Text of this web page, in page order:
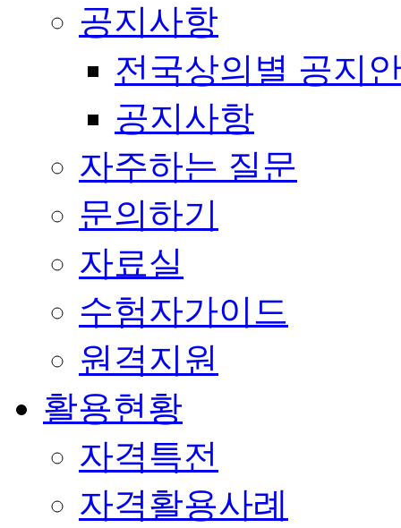
공지사항
전국상의별 공지
공지사항
자주하는 질문
문의하기
자료실
수험자가이드
원격지원
활용현황
자격특전
자격활용사례